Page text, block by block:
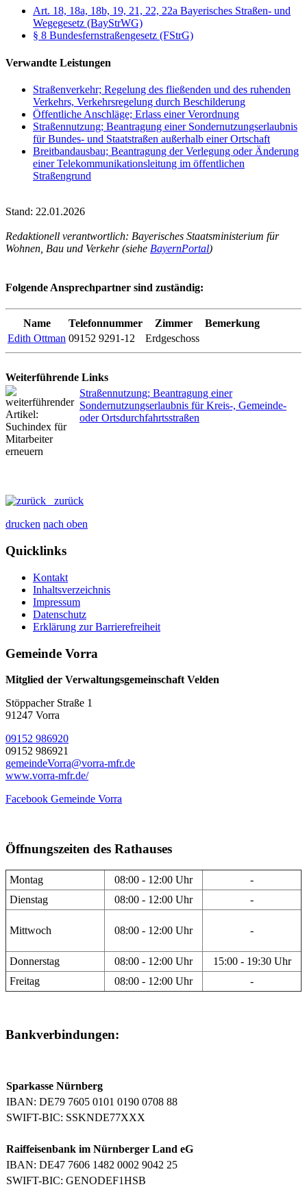
Art. 18, 18a, 18b, 19, 21, 22, 22a Bayerisches Straßen- und
Wegegesetz (BayStrWG)
§ 8 Bundesfernstraßengesetz (FStrG)
Verwandte Leistungen
Straßenverkehr; Regelung des fließenden und des ruhenden
Verkehrs, Verkehrsregelung durch Beschilderung
Öffentliche Anschläge; Erlass einer Verordnung
Straßennutzung; Beantragung einer Sondernutzungserlaubnis
für Bundes- und Staatstraßen außerhalb einer Ortschaft
Breitbandausbau; Beantragung der Verlegung oder Änderung
einer Telekommunikationsleitung im öffentlichen
Straßengrund
Stand: 22.01.2026
Redaktionell verantwortlich: Bayerisches Staatsministerium für
Wohnen, Bau und Verkehr (siehe BayernPortal)
Folgende Ansprechpartner sind zuständig:
Name Telefonnummer Zimmer
Bemerkung
Edith Ottman 09152 9291-12 Erdgeschoss
Weiterführende Links
Straßennutzung; Beantragung einer
Sondernutzungserlaubnis für Kreis-, Gemeinde-
oder Ortsdurchfahrtsstraßen
zurück
drucken nach oben
Quicklinks
Kontakt
Inhaltsverzeichnis
Impressum
Datenschutz
Erklärung zur Barrierefreiheit
Gemeinde Vorra
Mitglied der Verwaltungsgemeinschaft Velden
Stöppacher Straße 1
91247 Vorra
09152 986920
09152 986921
gemeindeVorra@vorra-mfr.de
www.vorra-mfr.de/
Facebook Gemeinde Vorra
Öffnungszeiten des Rathauses
Montag 08:00 - 12:00 Uhr
-
Dienstag
08:00 - 12:00 Uhr -
Mittwoch 08:00 - 12:00 Uhr -
Donnerstag 08:00 - 12:00 Uhr
15:00 - 19:30 Uhr
Freitag
08:00 - 12:00 Uhr -
Bankverbindungen:
Sparkasse Nürnberg
IBAN: DE79 7605 0101 0190 0708 88
SWIFT-BIC: SSKNDE77XXX
Raiffeisenbank im Nürnberger Land eG
IBAN: DE47 7606 1482 0002 9042 25
SWIFT-BIC: GENODEF1HSB